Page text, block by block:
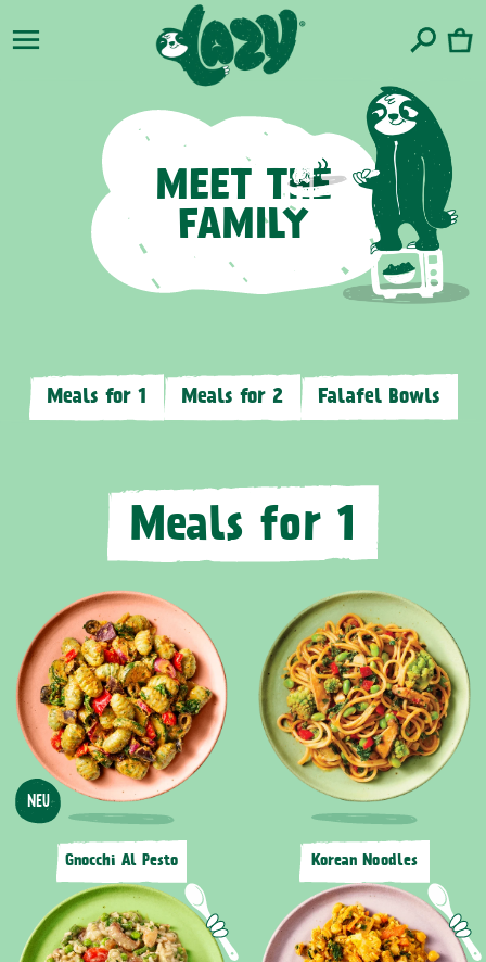
Inhalt
MEET THE
FAMILY
Meals for 1 Meals for 2 Falafel Bowls
Meals for 1
Gnocchi Al Pesto
NEU
Korean Noodles